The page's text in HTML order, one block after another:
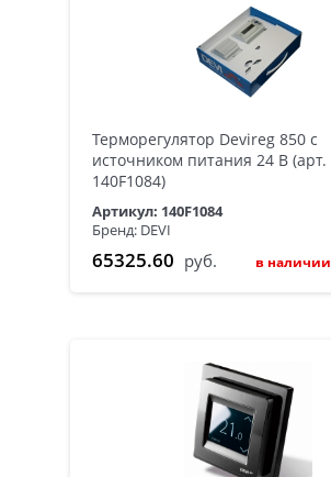
Терморегулятор Devireg 850 с
источником питания 24 В (арт.
140F1084)
Артикул: 140F1084
Бренд: DEVI
65325.60 руб. в наличии